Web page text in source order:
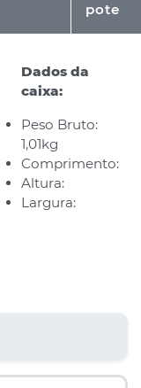
pote
Dados da
caixa:
Peso Bruto:
1,01kg
Comprimento:
Altura:
Largura: